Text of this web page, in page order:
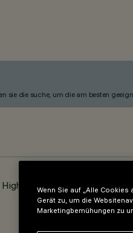
sie die suche, um die am besten
Output - Optik Flood
Wenn Sie auf „Alle
Gerät zu, um die
Marketingbemühungen zu